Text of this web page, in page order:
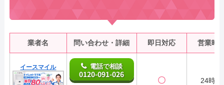
業者名 問い合わせ・詳細 即日対応 営業時
イースマイル 電話で相談
0120-091-026
〇 24時間